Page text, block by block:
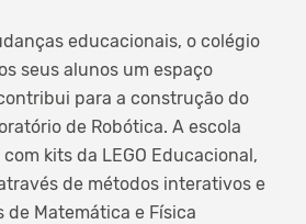
educacionais, o colégio
seus alunos um espaço
para a construção do
de Robótica. A escola
kits da LEGO Educacional,
de métodos interativos e
Matemática e Física